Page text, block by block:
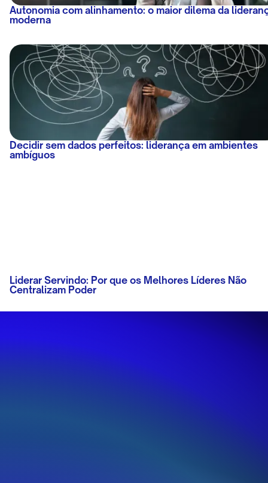
Autonomia com alinhamento: o maior dilema da
moderna
Decidir sem dados perfeitos: liderança em ambientes
ambíguos
Liderar Servindo: Por que os Melhores Líderes Não
Centralizam Poder